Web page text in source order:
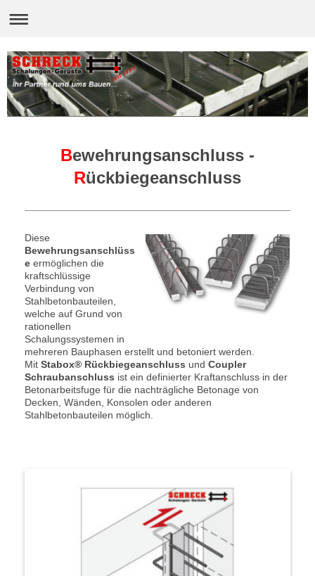
Bewehrungsanschluss -
Rückbiegeanschluss
Diese
Bewehrungsanschlüss
e ermöglichen die
kraftschlüssige
Verbindung von
Stahlbetonbauteilen,
welche auf Grund von
rationellen
Schalungssystemen in
mehreren Bauphasen erstellt und betoniert werden.
Mit Stabox® Rückbiegeanschluss und Coupler
Schraubanschluss ist ein definierter Kraftanschluss in der
Betonarbeitsfuge für die nachträgliche Betonage von
Decken, Wänden, Konsolen oder anderen
Stahlbetonbauteilen möglich.